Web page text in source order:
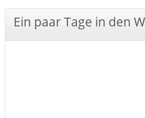
Ein paar Tage in den